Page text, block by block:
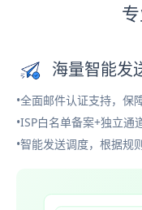
海量智能发
•全面邮件认证支持，保
•ISP白名单备案+独立通
•智能发送调度，根据规